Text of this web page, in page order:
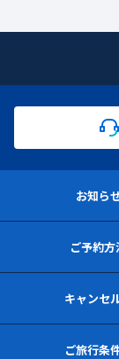
お知ら
ご予約方
キャンセ
ご旅行条